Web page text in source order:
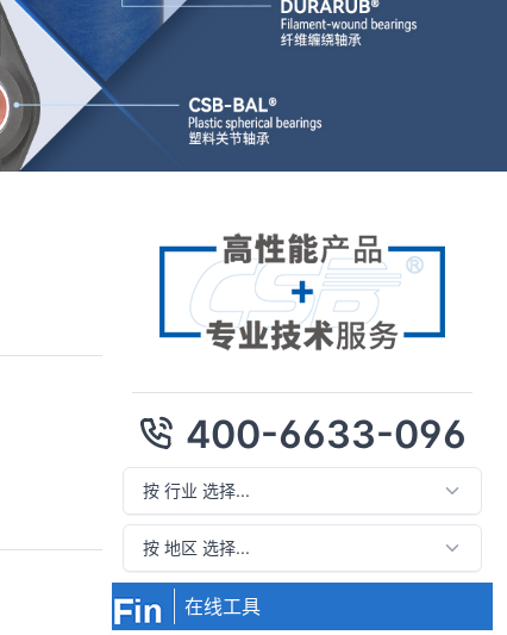
400-6633-096
在线工具